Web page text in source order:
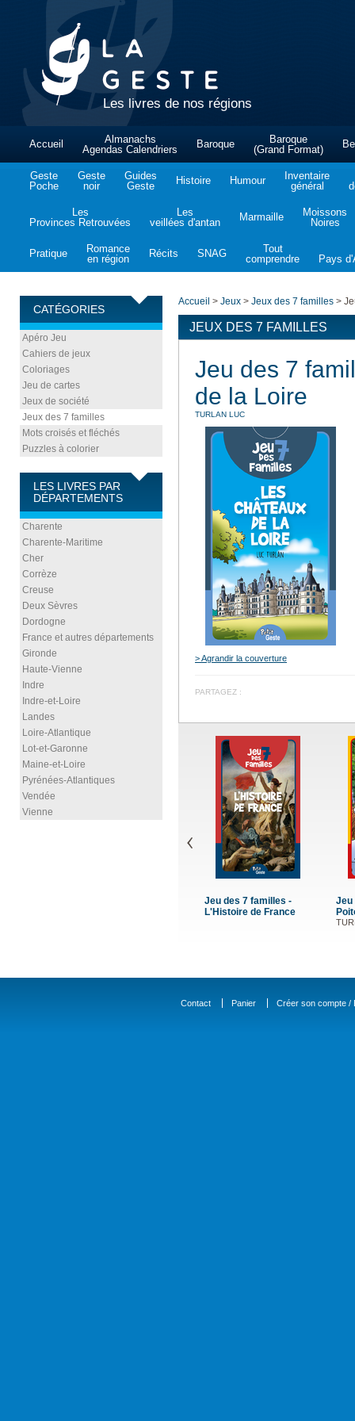
Les livres de nos régions
Accueil
Almanachs
Agendas Calendriers
Baroque
Baroque
(Grand Format)
Geste
Poche
Geste
noir
Guides
Geste
Histoire Humour
Inventaire
général
Les
Provinces Retrouvées
Les
veillées d'antan
Marmaille
Moissons
Noires
Pratique
Romance
en région
Récits SNAG
Tout
comprendre
Pays
CATÉGORIES
Apéro Jeu
Cahiers de jeux
Coloriages
Jeu de cartes
Jeux de société
Jeux des 7 familles
Mots croisés et fléchés
Puzzles à colorier
LES LIVRES PAR
DÉPARTEMENTS
Charente
Charente-Maritime
Cher
Corrèze
Creuse
Deux Sèvres
Dordogne
France et autres départements
Gironde
Haute-Vienne
Indre
Indre-et-Loire
Landes
Loire-Atlantique
Lot-et-Garonne
Maine-et-Loire
Pyrénées-Atlantiques
Vendée
Vienne
Accueil > Jeux > Jeux des 7 familles >
JEUX DES 7 FAMILLES
Jeu des 7
de la Loire
TURLAN LUC
> Agrandir la couverture
PARTAGEZ :
Jeu des 7 familles -
L'Histoire de France
Jeu des
Poitou
TURLAN
Contact Panier Créer son compte /